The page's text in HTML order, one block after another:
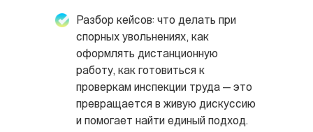
Разбор кейсов: что делать при
спорных увольнениях, как
оформлять дистанционную
работу, как готовиться к
проверкам инспекции труда — это
превращается в живую дискуссию
и помогает найти единый подход.